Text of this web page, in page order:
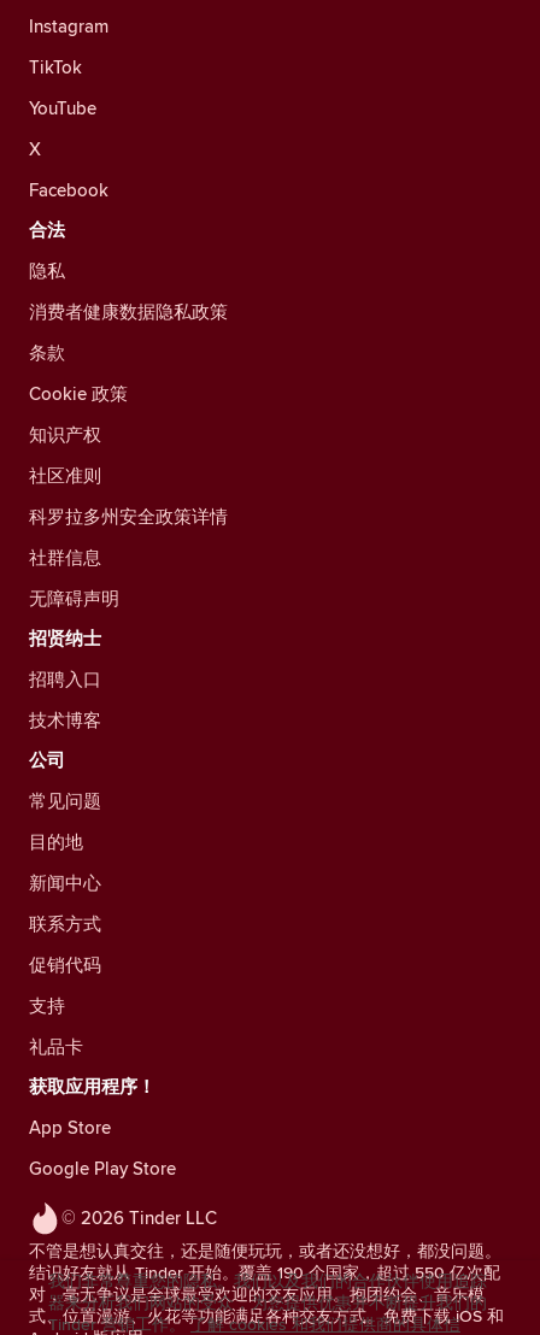
© 2026 Tinder LLC
不管是想认真交往，还是随便玩玩，或者还没想好，都没问题。
结识好友就从 Tinder 开始。覆盖 190 个国家，超过 550 亿次配
对，毫无争议是全球最受欢迎的交友应用。抱团约会、音乐模
式、位置漫游、火花等功能满足各种交友方式。免费下载 iOS 和
Instagram
TikTok
YouTube
X
Facebook
合法
隐私
消费者健康数据隐私政策
条款
Cookie 政策
知识产权
社区准则
科罗拉多州安全政策详情
社群信息
无障碍声明
招贤纳士
招聘入口
技术博客
公司
常见问题
目的地
新闻中心
联系方式
促销代码
支持
礼品卡
获取应用程序！
App Store
Google Play Store
我们非常尊重您的隐私。我们以及我们的合作伙伴使用追踪
器来分析我们网站的受众，为您提供优惠并不断提升我们的
Tinder 营销工作。 了解 cookies 和我们提供商的具体信